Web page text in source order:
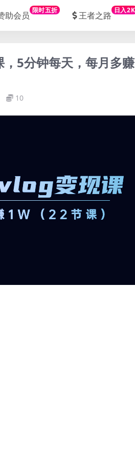
助会员 限时五折 王者之路 日入2K
5分钟每天，每月多
10